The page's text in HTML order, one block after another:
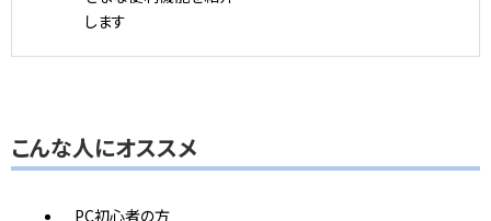
します
こんな人にオススメ
PC初心者の方